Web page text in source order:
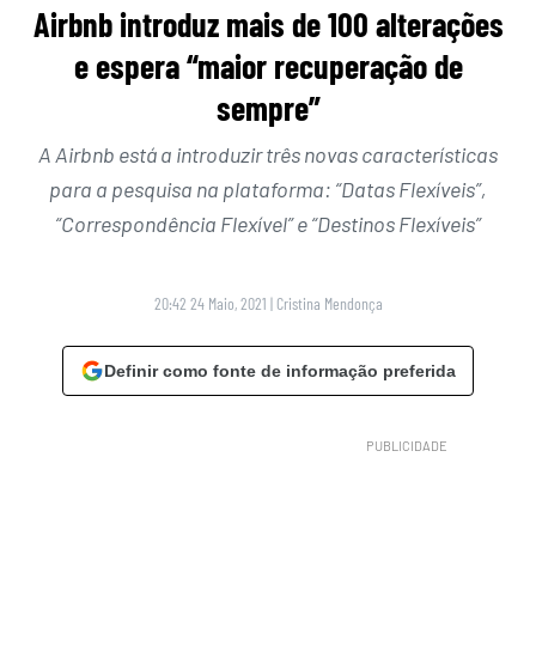
Airbnb introduz mais de 100 alterações
e espera “maior recuperação de
sempre”
A Airbnb está a introduzir três novas características
para a pesquisa na plataforma: “Datas Flexíveis”,
“Correspondência Flexível” e “Destinos Flexíveis”
20:42 24 Maio, 2021 | Cristina Mendonça
Definir como fonte de informação preferida